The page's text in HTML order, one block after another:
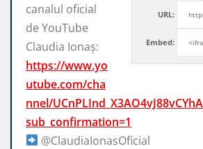
URL:
Embed:
canalul oficial
de YouTube
Claudia Ionaș:
https://www.yo
utube.com/cha
nnel/
sub_confirmation=1
@ClaudiaIonasOficial